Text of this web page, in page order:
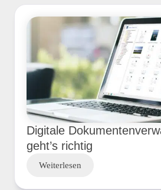
Digitale
geht’s richtig
Weiterlesen